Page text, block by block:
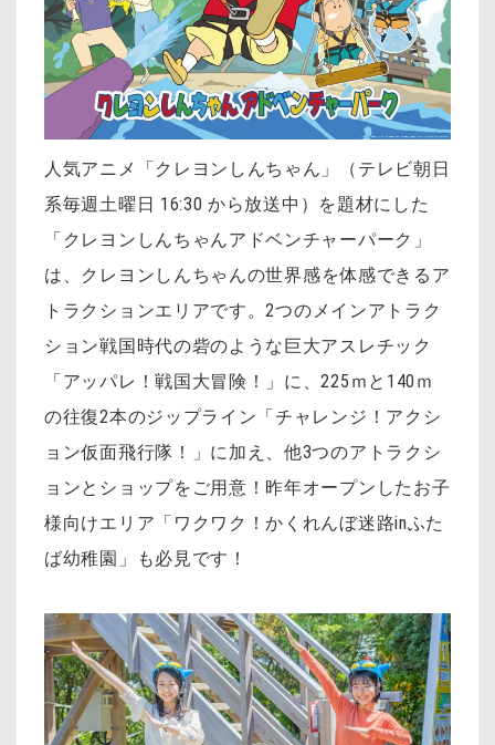
人気アニメ「クレヨンしんちゃん」（テレビ朝日
系毎週土曜日 16:30 から放送中）を題材にした
「クレヨンしんちゃんアドベンチャーパーク」
は、 クレヨンしんちゃんの世界感を体感できるア
トラクションエリアです。2つのメインアトラク
ション戦国時代の砦のような巨大アスレチック
「アッパレ！戦国大冒険！」に、225ｍと140ｍ
の往復2本のジップライン「チャレンジ！アクシ
ョン仮面飛行隊！」に加え、他3つのアトラクシ
ョンとショップをご用意！昨年オープンしたお子
様向けエリア「ワクワク！かくれんぼ迷路inふた
ば幼稚園」も必見です！